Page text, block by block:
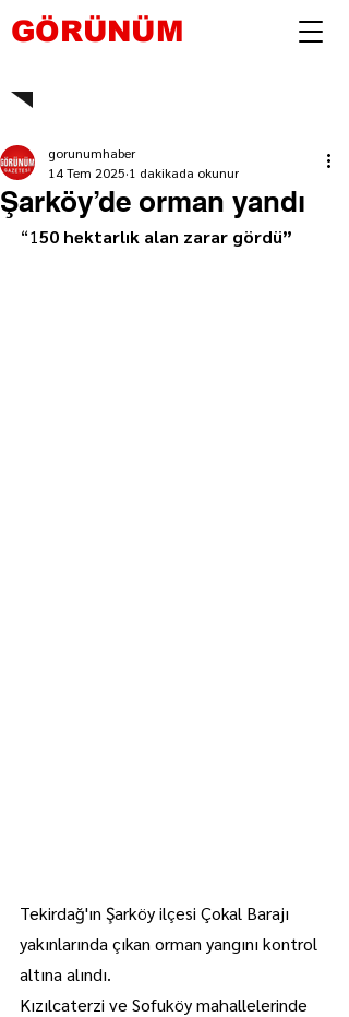
GÖRÜNÜM
Şarköy’de orman yandı
gorunumhaber
14 Tem 2025 1 dakikada okunur
“150 hektarlık alan zarar gördü”
Tekirdağ'ın Şarköy ilçesi Çokal Barajı
yakınlarında çıkan orman yangını kontrol
altına alındı.
Kızılcaterzi ve Sofuköy mahallelerinde